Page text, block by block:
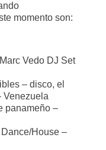
momento son:
Vedo DJ Set
– disco, el
Venezuela
panameño –
House –